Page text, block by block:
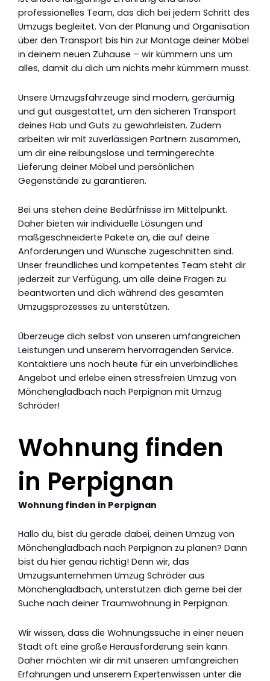
professionelles Team, das dich bei jedem Schritt des
Umzugs begleitet. Von der Planung und Organisation
über den Transport bis hin zur Montage deiner Möbel
in deinem neuen Zuhause – wir kümmern uns um
alles, damit du dich um nichts mehr kümmern musst.
Unsere Umzugsfahrzeuge sind modern, geräumig
und gut ausgestattet, um den sicheren Transport
deines Hab und Guts zu gewährleisten. Zudem
arbeiten wir mit zuverlässigen Partnern zusammen,
um dir eine reibungslose und termingerechte
Lieferung deiner Möbel und persönlichen
Gegenstände zu garantieren.
Bei uns stehen deine Bedürfnisse im Mittelpunkt.
Daher bieten wir individuelle Lösungen und
maßgeschneiderte Pakete an, die auf deine
Anforderungen und Wünsche zugeschnitten sind.
Unser freundliches und kompetentes Team steht dir
jederzeit zur Verfügung, um alle deine Fragen zu
beantworten und dich während des gesamten
Umzugsprozesses zu unterstützen.
Überzeuge dich selbst von unseren umfangreichen
Leistungen und unserem hervorragenden Service.
Kontaktiere uns noch heute für ein unverbindliches
Angebot und erlebe einen stressfreien Umzug von
Mönchengladbach nach Perpignan mit Umzug
Schröder!
Wohnung finden
in Perpignan
Wohnung finden in Perpignan
Hallo du, bist du gerade dabei, deinen Umzug von
Mönchengladbach nach Perpignan zu planen? Dann
bist du hier genau richtig! Denn wir, das
Umzugsunternehmen Umzug Schröder aus
Mönchengladbach, unterstützen dich gerne bei der
Suche nach deiner Traumwohnung in Perpignan.
Wir wissen, dass die Wohnungssuche in einer neuen
Stadt oft eine große Herausforderung sein kann.
Daher möchten wir dir mit unseren umfangreichen
Erfahrungen und unserem Expertenwissen unter die